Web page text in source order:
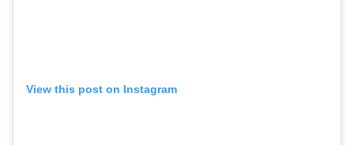
View this post on Instagram